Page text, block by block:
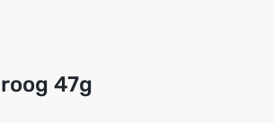
47g